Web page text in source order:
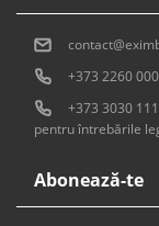
Abonează-te
+373 2260
+373 3030
pentru întrebările